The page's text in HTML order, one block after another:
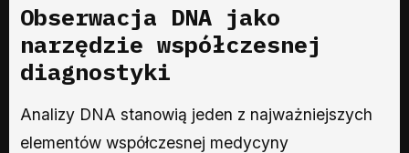
Obserwacja DNA jako
narzędzie współczesnej
diagnostyki
Analizy DNA stanowią jeden z najważniejszych
elementów współczesnej medycyny